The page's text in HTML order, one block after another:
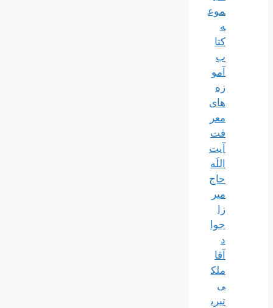
موع
ه
کتا
ب
آمو
زه
های
معر
فت
آیت
اللَه
حاج
میر
زا
جوا
آقا
ملک
ی
تبری